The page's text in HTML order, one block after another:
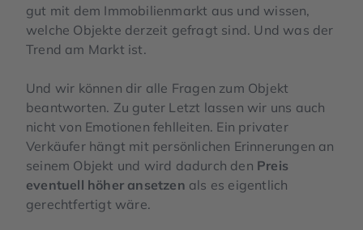
gut mit dem Immobilienmarkt aus und wissen,
welche Objekte derzeit gefragt sind. Und was der
Trend am Markt ist.
Und wir können dir alle Fragen zum Objekt
beantworten. Zu guter Letzt lassen wir uns auch
nicht von Emotionen fehlleiten. Ein privater
Verkäufer hängt mit persönlichen Erinnerungen an
seinem Objekt und wird dadurch den Preis
eventuell höher ansetzen als es eigentlich
gerechtfertigt wäre.